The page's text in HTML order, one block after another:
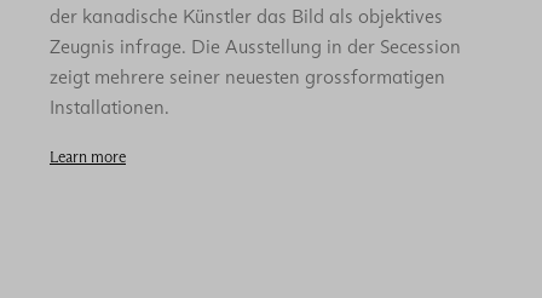
der kanadische Künstler das Bild als objektives
Zeugnis infrage. Die Ausstellung in der Secession
zeigt mehrere seiner neuesten grossformatigen
Installationen.
Learn more